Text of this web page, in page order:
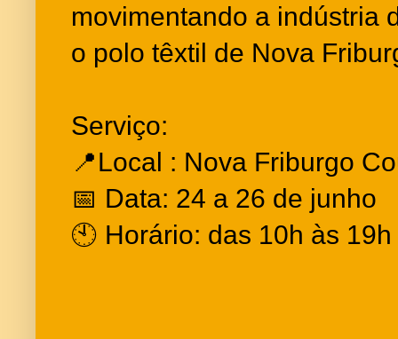
movimentando a indústria
o polo têxtil de Nova
Serviço:
📍Local : Nova Friburgo
📅 Data: 24 a 26 de junho
🕙 Horário: das 10h às 19h